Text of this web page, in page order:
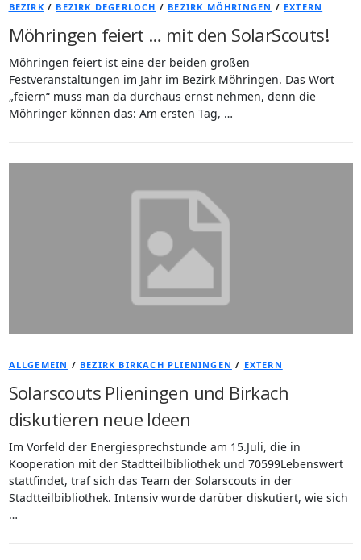
BEZIRK / BEZIRK DEGERLOCH / BEZIRK MÖHRINGEN / EXTERN
Möhringen feiert … mit den SolarScouts!
Möhringen feiert ist eine der beiden großen
Festveranstaltungen im Jahr im Bezirk Möhringen. Das Wort
„feiern“ muss man da durchaus ernst nehmen, denn die
Möhringer können das: Am ersten Tag, …
ALLGEMEIN / BEZIRK BIRKACH PLIENINGEN / EXTERN
Solarscouts Plieningen und Birkach
diskutieren neue Ideen
Im Vorfeld der Energiesprechstunde am 15.Juli, die in
Kooperation mit der Stadtteilbibliothek und 70599Lebenswert
stattfindet, traf sich das Team der Solarscouts in der
Stadtteilbibliothek. Intensiv wurde darüber diskutiert, wie sich
…